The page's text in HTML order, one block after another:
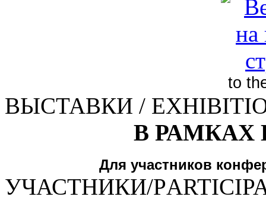
to
ВЫСТАВКИ /
В РАМКАХ
Для участников
УЧАСТНИКИ/